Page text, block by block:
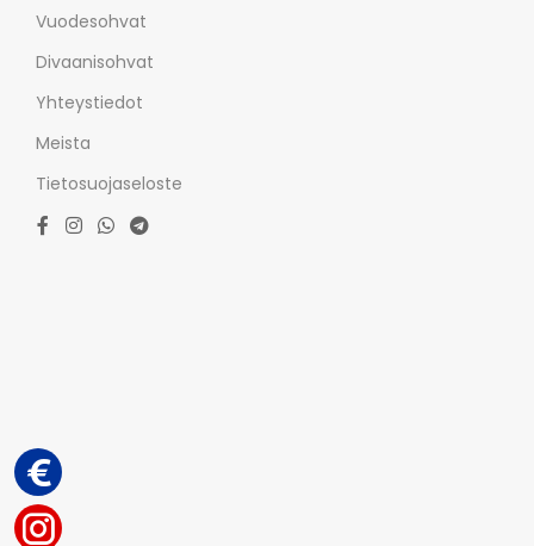
Vuodesohvat
Divaanisohvat
Yhteystiedot
Meista
Tietosuojaseloste